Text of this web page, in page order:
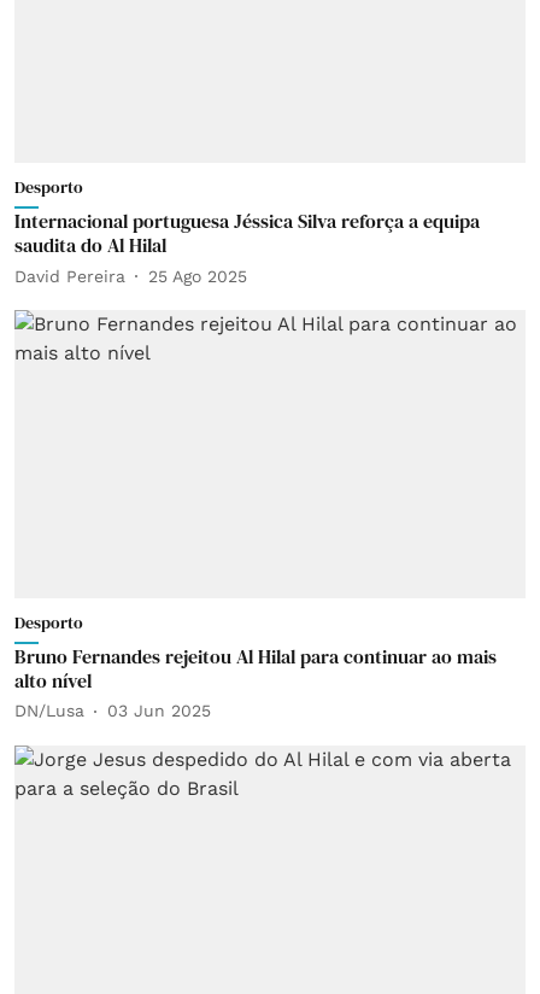
Desporto
Internacional portuguesa Jéssica Silva reforça a equipa
saudita do Al Hilal
David Pereira 25 Ago 2025
Desporto
Bruno Fernandes rejeitou Al Hilal para continuar ao mais
alto nível
DN/Lusa 03 Jun 2025